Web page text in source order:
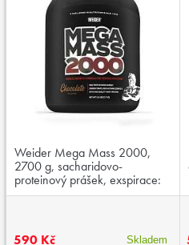
Weider Mega Mass 2000,
2700 g, sacharidovo-
proteinový prášek, exspirace:
04/2026
590 Kč Skladem